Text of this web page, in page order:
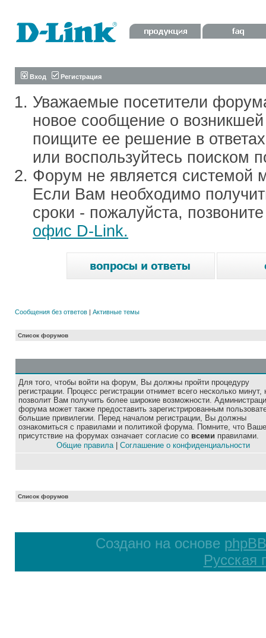
Вход Регистрация
Уважаемые посетители
новое сообщение о
поищите ее решение в
или воспользуйтесь поиском
Форум не является системой
Если Вам необходимо
сроки - пожалуйста,
офис D-Link.
Сообщения без ответов | Активные темы
Список форумов
Для того, чтобы войти на форум, Вы должны пройти процедуру
регистрации. Процесс регистрации отнимет всего несколько минут,
позволит Вам получить более широкие возможности.
форума может также предоставить зарегистрированным
большие привилегии. Перед началом регистрации, Вы должны
ознакомиться с правилами и политикой форума. Помните, что Ваше
присутствие на форумах означает согласие со всеми правилами.
Общие правила| Соглашение о конфиденциальности
Список форумов
Создано на основе phpBB
Русская